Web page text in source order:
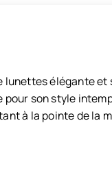
élégante
son style
à la pointe de la